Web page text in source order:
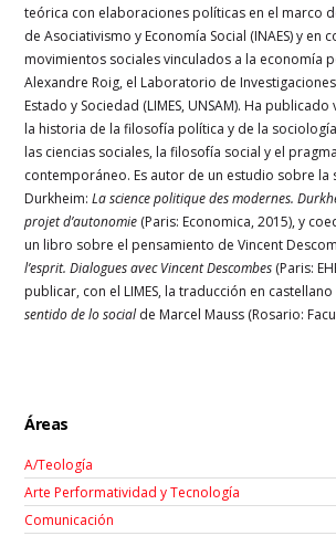
teórica con elaboraciones políticas en el marco
de Asociativismo y Economía Social (INAES) y en
movimientos sociales vinculados a la economía
Alexandre Roig, el Laboratorio de
Estado y Sociedad (LIMES, UNSAM). Ha
la historia de la filosofía política y de la
las ciencias sociales, la filosofía social y el
contemporáneo. Es autor de un estudio sobre la
Durkheim:La science politique des modernes.
projet d’autonomie (Paris: Economica, 2015), y
un libro sobre el pensamiento de Vincent
l’esprit. Dialogues avec Vincent Descombes (Paris:
publicar, con el LIMES, la traducción en
sentido de lo socialde Marcel Mauss (Rosario:
Áreas
A/Teología
Arte Performatividad y Tecnología
Comunicación